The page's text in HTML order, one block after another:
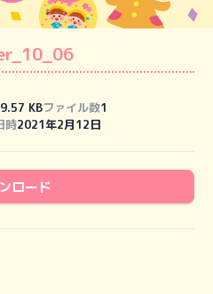
KBファイル数1
時2021年2月12日
ロード